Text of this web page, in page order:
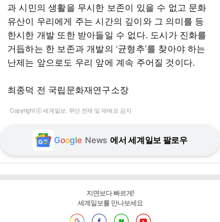
과 시민의 생활을 무시한 보존이 있을 수 없고 문화
유산이 우리에게 주는 시간의 깊이와 그 의미를 등
한시한 개발 또한 받아들일 수 없다. 도시가 진화를
거듭하는 한 보존과 개발의 ‘균형추’를 찾아야 하는
난제는 앞으로도 우리 앞에 계속 주어질 것이다.
최종덕 전 국립문화재연구소장
Copyright ⓒ 세계일보. 무단 전재 및 재배포 금지
Google News 에서 세계일보 팔로우
지면보다 빠르게!
세계일보를 만나보세요